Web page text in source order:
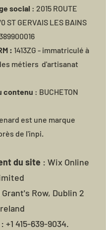
social : 2015 ROUTE
ST GERVAIS LES BAINS
: 1413ZG - immatriculé à
métiers d'artisanat
contenu : BUCHETON
est une marque
de l'inpi.
du site : Wix Online
Row, Dublin 2
+1 415-639-9034.